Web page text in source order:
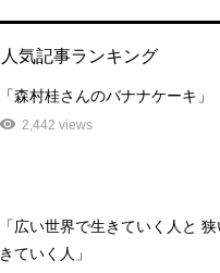
人気記事ランキング
「森村桂さんのバナナケーキ」
2,442 views
「広い世界で生きていく人と
きていく人」